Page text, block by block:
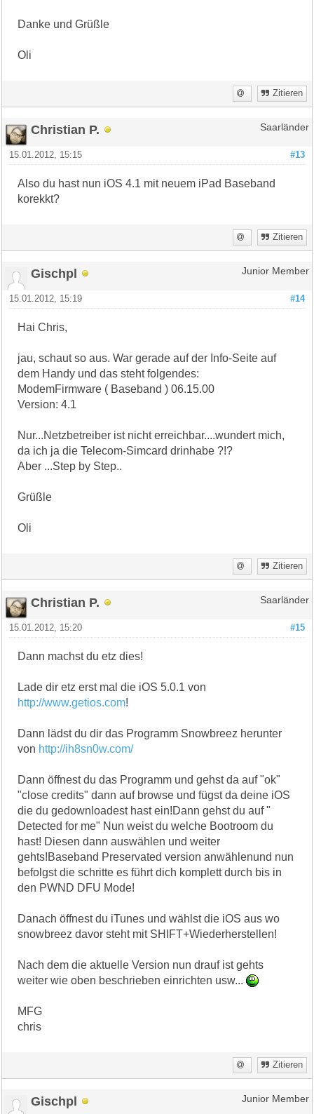
Danke und Grüßle
Oli
Zitieren
Christian P. Saarländer
#13
15.01.2012, 15:15
Also du hast nun iOS 4.1 mit neuem iPad Baseband
korekkt?
Zitieren
Gischpl Junior Member
#14
15.01.2012, 15:19
Hai Chris,
jau, schaut so aus. War gerade auf der Info-Seite auf
dem Handy und das steht folgendes:
ModemFirmware ( Baseband ) 06.15.00
Version: 4.1
Nur...Netzbetreiber ist nicht erreichbar....wundert mich,
da ich ja die Telecom-Simcard drinhabe ?!?
Aber ...Step by Step..
Grüßle
Oli
Zitieren
Christian P. Saarländer
#15
15.01.2012, 15:20
Dann machst du etz dies!
Lade dir etz erst mal die iOS 5.0.1 von
http://www.getios.com!
Dann lädst du dir das Programm Snowbreez herunter
von http://ih8sn0w.com/
Dann öffnest du das Programm und gehst da auf "ok"
"close credits" dann auf browse und fügst da deine iOS
die du gedownloadest hast ein!Dann gehst du auf "
Detected for me" Nun weist du welche Bootroom du
hast! Diesen dann auswählen und weiter
gehts!Baseband Preservated version anwählenund nun
befolgst die schritte es führt dich komplett durch bis in
den PWND DFU Mode!
Danach öffnest du iTunes und wählst die iOS aus wo
snowbreez davor steht mit SHIFT+Wiederherstellen!
Nach dem die aktuelle Version nun drauf ist gehts
weiter wie oben beschrieben einrichten usw...
MFG
chris
Zitieren
Gischpl Junior Member